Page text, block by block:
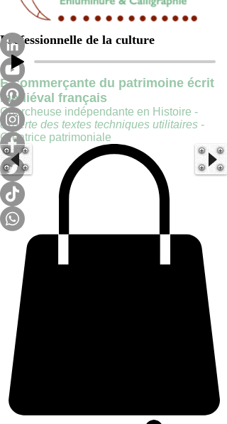
Professionnelle de la culture
E-commerçante du patrimoine écrit
médiéval français
Chercheuse indépendante en Histoire -
experte des textes techniques utilitaires -
Créatrice patrimoniale